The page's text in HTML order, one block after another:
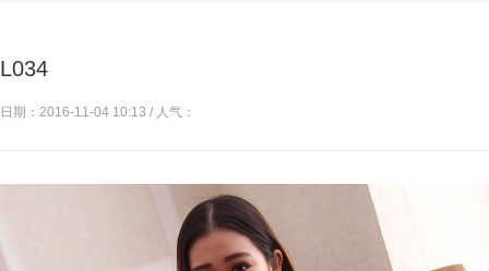
L034
日期：2016-11-04 10:13 / 人气：